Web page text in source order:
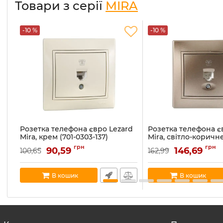
Товари з серії MIRA
-10 %
Розетка телефона євро Lezard
Mira, крем (701-0303-137)
Артикул: 701-0303-137
В наявності:5
100,65 90,59 грн
В кошик
-10 %
Розетка телефона
Mira, світло-
перламутр (701-3131-
Артикул: 701-3131-137
В наявності:1
162,99 146,69 грн
В кошик